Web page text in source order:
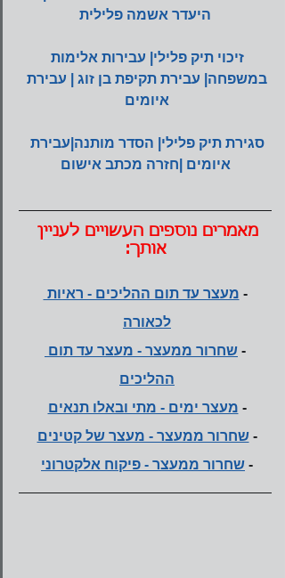
היעדר אשמה פלילית
זיכוי תיק פלילי| עבירות אלימות
במשפחה| עבירת תקיפת בן זוג | עבירת
איומים
סגירת תיק פלילי| הסדר מותנה|עבירת
איומים |חזרה מכתב אישום
מאמרים נוספים העשויים לעניין
אותך:
- מעצר עד תום ההליכים - ראיות
לכאורה
- שחרור ממעצר - מעצר עד תום
ההליכים
- מעצר ימים - מתי ובאלו תנאים
- שחרור ממעצר - מעצר של קטינים
- שחרור ממעצר - פיקוח אלקטרוני